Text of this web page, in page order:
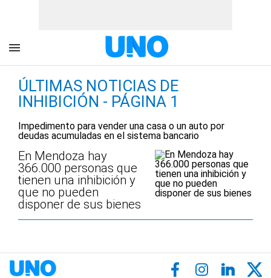
ÚLTIMAS NOTICIAS DE
INHIBICIÓN - PÁGINA 1
Impedimento para vender una casa o un auto por
deudas acumuladas en el sistema bancario
En Mendoza hay
366.000 personas que
tienen una inhibición y
que no pueden
disponer de sus bienes